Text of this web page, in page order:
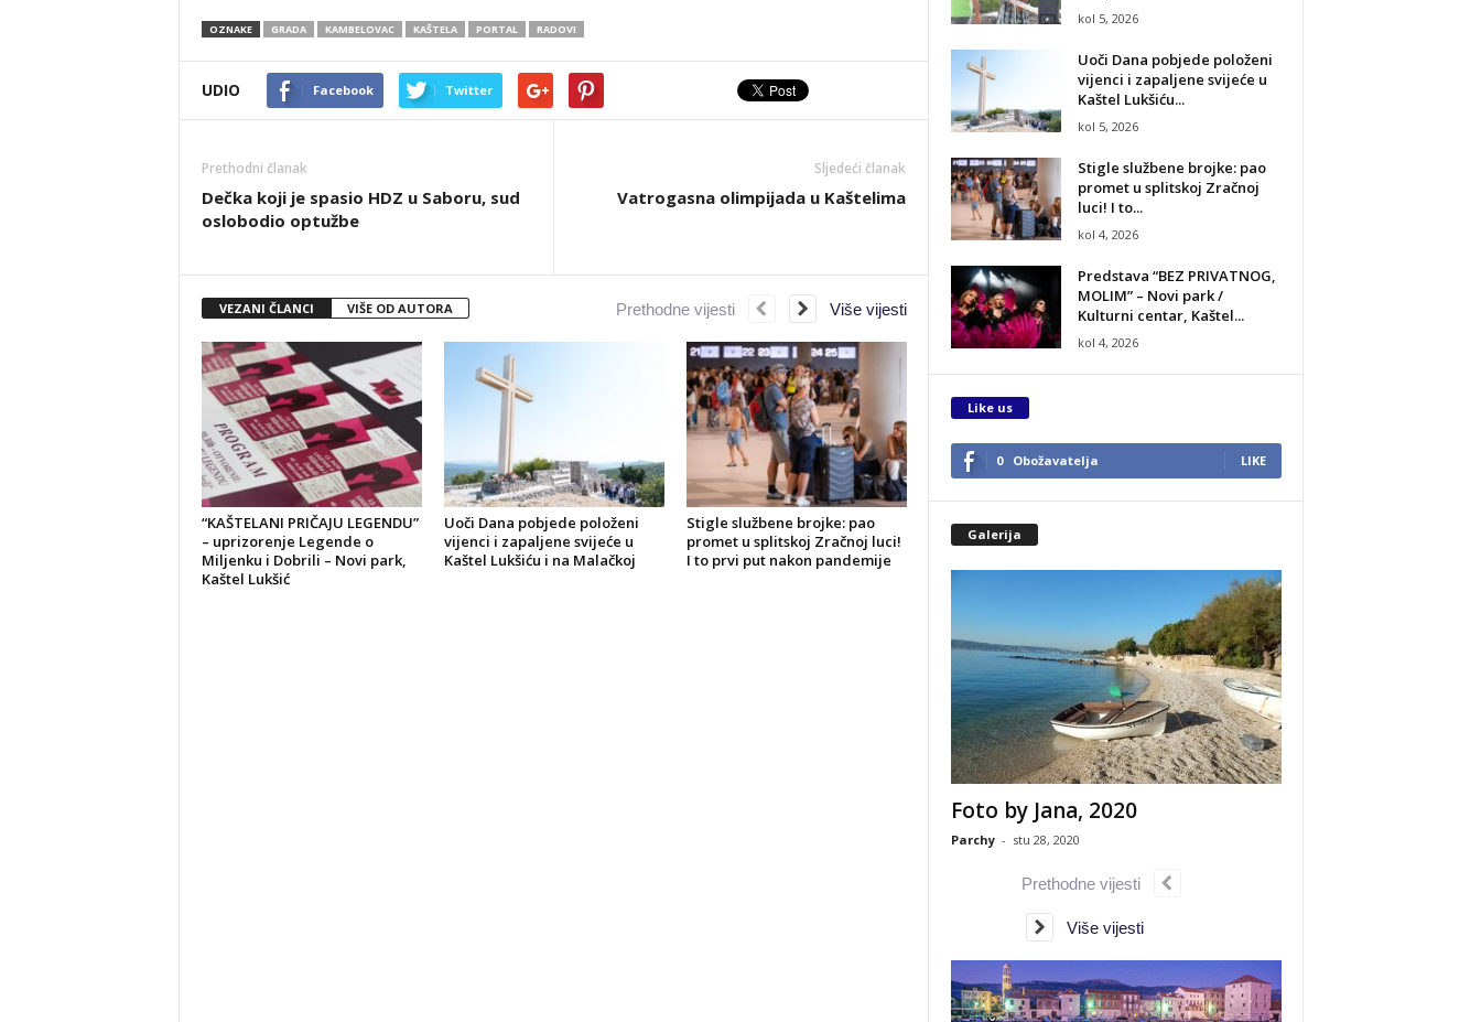
OZNAKE GRADA KAMBELOVAC KAŠTELA PORTAL RADOVI
UDIO Facebook Twitter
Prethodni članak
Dečka koji je spasio HDZ u Saboru, sud
oslobodio optužbe
Sljedeći članak
Vatrogasna olimpijada u Kaštelima
VEZANI ČLANCI VIŠE OD AUTORA
“KAŠTELANI PRIČAJU LEGENDU”
– uprizorenje Legende o
Miljenku i Dobrili – Novi park,
Kaštel Lukšić
Uoči Dana pobjede položeni
vijenci i zapaljene svijeće u
Kaštel Lukšiću i na Malačkoj
Stigle službene brojke: pao
promet u splitskoj Zračnoj luci!
I to prvi put nakon pandemije
Prethodne vijesti Više vijesti
kol 5, 2026
Uoči Dana pobjede položeni
vijenci i zapaljene svijeće u
Kaštel Lukšiću...
kol 5, 2026
Stigle službene brojke: pao
promet u splitskoj Zračnoj
luci! I to...
kol 4, 2026
Predstava “BEZ PRIVATNOG,
MOLIM” – Novi park /
Kulturni centar, Kaštel...
kol 4, 2026
Like us
0 Obožavatelja LIKE
Galerija
Foto by Jana, 2020
Parchy - stu 28, 2020
Prethodne vijesti
Više vijesti